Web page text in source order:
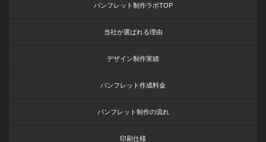
パンフレット制作ラボTOP
当社が選ばれる理由
デザイン制作実績
パンフレット作成料金
パンフレット制作の流れ
印刷仕様